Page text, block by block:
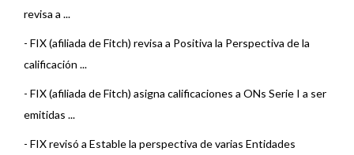
revisa a ...
- FIX (afiliada de Fitch) revisa a Positiva la Perspectiva de la
calificación ...
- FIX (afiliada de Fitch) asigna calificaciones a ONs Serie I a ser
emitidas ...
- FIX revisó a Estable la perspectiva de varias Entidades